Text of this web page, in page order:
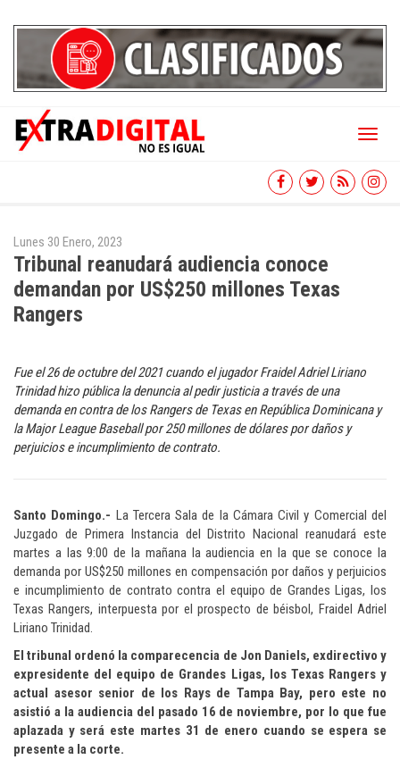
Toggle
Lunes 30 Enero, 2023
Tribunal reanudará audiencia conoce
demandan por US$250 millones Texas
Rangers
Fue el 26 de octubre del 2021 cuando el jugador Fraidel Adriel Liriano
Trinidad hizo pública la denuncia al pedir justicia a través de una
demanda en contra de los Rangers de Texas en República Dominicana y
la Major League Baseball por 250 millones de dólares por daños y
perjuicios e incumplimiento de contrato.
Santo Domingo.- La Tercera Sala de la Cámara Civil y Comercial del
Juzgado de Primera Instancia del Distrito Nacional reanudará este
martes a las 9:00 de la mañana la audiencia en la que se conoce la
demanda por US$250 millones en compensación por daños y perjuicios
e incumplimiento de contrato contra el equipo de Grandes Ligas, los
Texas Rangers, interpuesta por el prospecto de béisbol, Fraidel Adriel
Liriano Trinidad.
El tribunal ordenó la comparecencia de Jon Daniels, exdirectivo y
expresidente del equipo de Grandes Ligas, los Texas Rangers y
actual asesor senior de los Rays de Tampa Bay, pero este no
asistió a la audiencia del pasado 16 de noviembre, por lo que fue
aplazada y será este martes 31 de enero cuando se espera se
presente a la corte.